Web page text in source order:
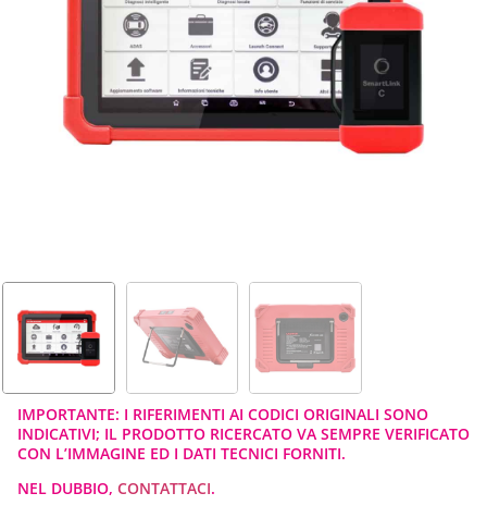
IMPORTANTE: I RIFERIMENTI AI CODICI ORIGINALI SONO
INDICATIVI; IL PRODOTTO RICERCATO VA SEMPRE VERIFICATO
CON L’IMMAGINE ED I DATI TECNICI FORNITI.
NEL DUBBIO, CONTATTACI.